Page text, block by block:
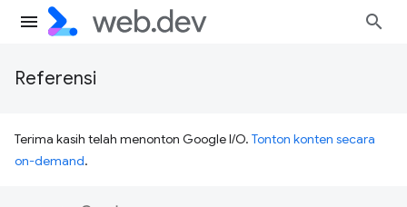
Referensi
Terima kasih telah menonton Google I/O. Tonton konten secara
on-demand.